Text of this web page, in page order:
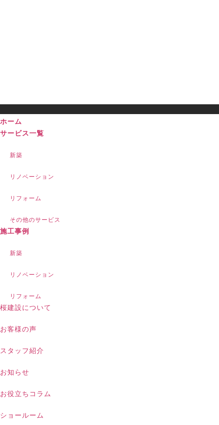
ホーム
サービス一覧
新築
リノベーション
リフォーム
その他のサービス
施工事例
新築
リノベーション
リフォーム
桜建設について
お客様の声
スタッフ紹介
お知らせ
お役立ちコラム
ショールーム